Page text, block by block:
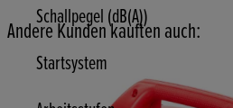
Schallpegel (dB(A))
Startsystem
Andere Kunden kauften auch: